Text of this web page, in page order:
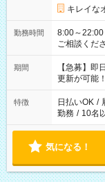
キレイな
勤務時間
8:00～
ご相談くだ
期間
【急募】即
更新が可能
特徴 日払いOK /
勤務 / 10名
気になる！